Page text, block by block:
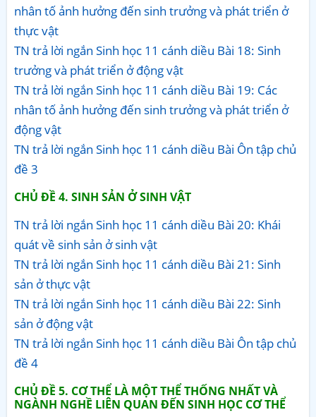
nhân tố ảnh hưởng đến sinh trưởng và phát triển ở
thực vật
TN trả lời ngắn Sinh học 11 cánh diều Bài 18: Sinh
trưởng và phát triển ở động vật
TN trả lời ngắn Sinh học 11 cánh diều Bài 19: Các
nhân tố ảnh hưởng đến sinh trưởng và phát triển ở
động vật
TN trả lời ngắn Sinh học 11 cánh diều Bài Ôn tập chủ
đề 3
CHỦ ĐỀ 4. SINH SẢN Ở SINH VẬT
TN trả lời ngắn Sinh học 11 cánh diều Bài 20: Khái
quát về sinh sản ở sinh vật
TN trả lời ngắn Sinh học 11 cánh diều Bài 21: Sinh
sản ở thực vật
TN trả lời ngắn Sinh học 11 cánh diều Bài 22: Sinh
sản ở động vật
TN trả lời ngắn Sinh học 11 cánh diều Bài Ôn tập chủ
đề 4
CHỦ ĐỀ 5. CƠ THỂ LÀ MỘT THỂ THỐNG NHẤT VÀ
NGÀNH NGHỀ LIÊN QUAN ĐẾN SINH HỌC CƠ THỂ